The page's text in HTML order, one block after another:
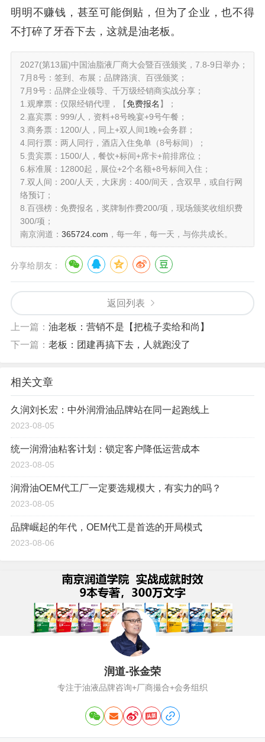
明明不赚钱，甚至可能倒贴，但为了企业，也不得
不打碎了牙吞下去，这就是油老板。
2027(第13届)中国油脂液厂商大会暨百强颁奖，7.8-9日举办；
7月8号：签到、布展；品牌路演、百强颁奖；
7月9号：品牌企业领导、千万级经销商实战分享；
1.观摩票：仅限经销代理，【免费报名 】；
2.嘉宾票：999/人，资料+8号晚宴+9号午餐；
3.商务票：1200/人，同上+双人间1晚+会务群；
4.同行票：两人同行，酒店入住免单（8号标间）；
5.贵宾票：1500/人，餐饮+标间+席卡+前排席位；
6.标准展：12800起，展位+2个名额+8号标间入住；
7.双人间：200/人天，大床房：400/间天，含双早，或自行网
络预订；
8.百强榜：免费报名，奖牌制作费200/项，现场颁奖收组织费
300/项；
南京润道： 365724.com ，每一年，每一天，与你共成长。
分享给朋友：
返回列表
上一篇： 油老板：营销不是【把梳子卖给和尚】
下一篇： 老板：团建再搞下去，人就跑没了
相关文章
久润刘长宏：中外润滑油品牌站在同一起跑线上
2023-08-05
统一润滑油粘客计划：锁定客户降低运营成本
2023-08-05
润滑油OEM代工厂一定要选规模大，有实力的吗？
2023-08-05
品牌崛起的年代，OEM代工是首选的开局模式
2023-08-06
润道-张金荣
专注于油液品牌咨询+厂商撮合+会务组织